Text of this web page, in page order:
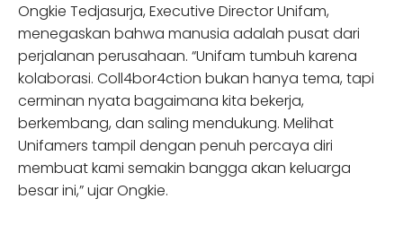
Ongkie Tedjasurja, Executive Director Unifam,
menegaskan bahwa manusia adalah pusat dari
perjalanan perusahaan. “Unifam tumbuh karena
kolaborasi. Coll4bor4ction bukan hanya tema, tapi
cerminan nyata bagaimana kita bekerja,
berkembang, dan saling mendukung. Melihat
Unifamers tampil dengan penuh percaya diri
membuat kami semakin bangga akan keluarga
besar ini,” ujar Ongkie.